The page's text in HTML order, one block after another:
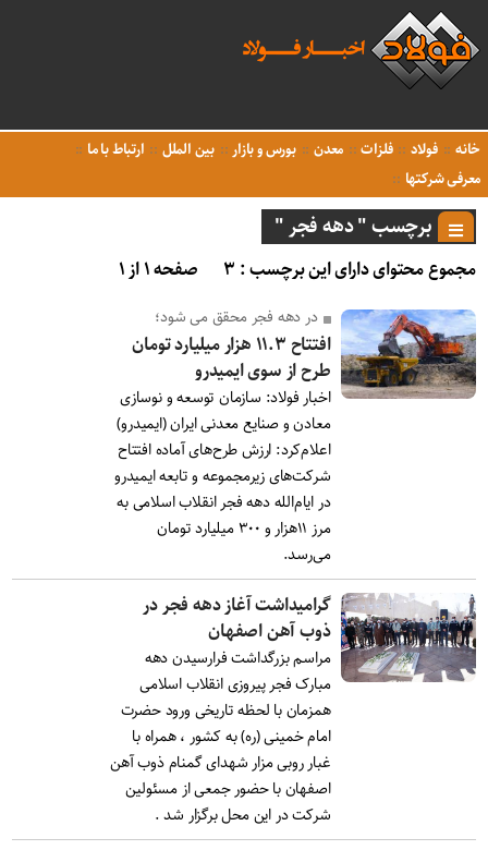
خانه فولاد فلزات معدن بورس و بازار بین الملل
ارتباط با ما
معرفی شرکتها
برچسب " دهه فجر "
مجموع محتوای دارای این برچسب : ۳ صفحه ۱ از ۱
در دهه فجر محقق می شود؛
افتتاح ۱۱.۳ هزار میلیارد تومان
طرح از سوی ایمیدرو
اخبار فولاد: سازمان توسعه و نوسازی
معادن و صنایع معدنی ایران (ایمیدرو)
اعلام‌کرد: ارزش طرح‌های آماده افتتاح
شرکت‌های زیرمجموعه و تابعه ایمیدرو
در ایام‌الله دهه فجر انقلاب اسلامی به
مرز ۱۱هزار و ۳۰۰ میلیارد تومان
می‌رسد.
گرامیداشت آغاز دهه فجر در
ذوب آهن اصفهان
مراسم بزرگداشت فرارسیدن دهه
مبارک فجر پیروزی انقلاب اسلامی
همزمان با لحظه تاریخی ورود حضرت
امام خمینی (ره) به کشور ، همراه با
غبار روبی مزار شهدای گمنام ذوب آهن
اصفهان با حضور جمعی از مسئولین
شرکت در این محل برگزار شد .